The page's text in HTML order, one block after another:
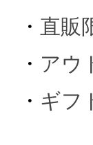
・ 直販
・ アウ
・ ギフ